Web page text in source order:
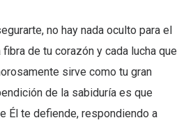
no hay nada oculto para el
fibra de tu corazón y cada lucha que
sirve como tu gran
de la sabiduría es que
Él te defiende, respondiendo a